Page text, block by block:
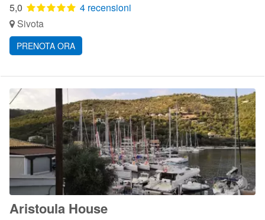
5,0
4 recensioni
Sivota
PRENOTA ORA
Aristoula House